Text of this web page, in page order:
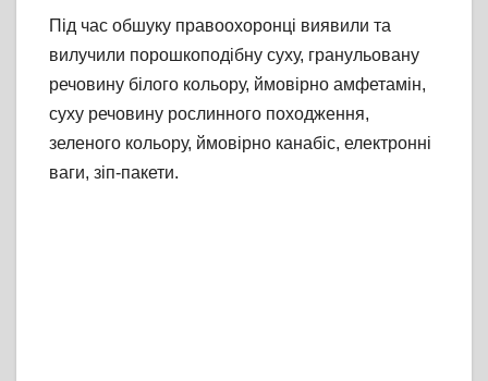
Під час обшуку правоохоронці виявили та
вилучили порошкоподібну суху, гранульовану
речовину білого кольору, ймовірно амфетамін,
суху речовину рослинного походження,
зеленого кольору, ймовірно канабіс, електронні
ваги, зіп-пакети.